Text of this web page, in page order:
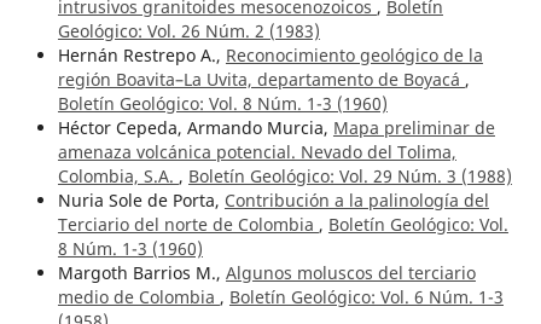
intrusivos granitoides mesocenozoicos , Boletín
Geológico: Vol. 26 Núm. 2 (1983)
Hernán Restrepo A., Reconocimiento geológico de la
región Boavita–La Uvita, departamento de Boyacá ,
Boletín Geológico: Vol. 8 Núm. 1-3 (1960)
Héctor Cepeda, Armando Murcia, Mapa preliminar de
amenaza volcánica potencial. Nevado del Tolima,
Colombia, S.A. , Boletín Geológico: Vol. 29 Núm. 3 (1988)
Nuria Sole de Porta, Contribución a la palinología del
Terciario del norte de Colombia , Boletín Geológico: Vol.
8 Núm. 1-3 (1960)
Margoth Barrios M., Algunos moluscos del terciario
medio de Colombia , Boletín Geológico: Vol. 6 Núm. 1-3